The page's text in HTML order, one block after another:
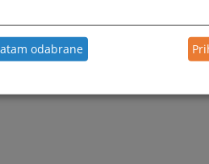
odabrane